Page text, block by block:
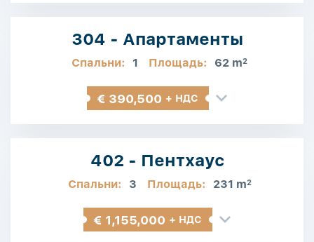
304 - Апартаменты
Спальни: 1 Площадь: 62 m2
€ 390,500 + НДС
402 - Пентхаус
Спальни: 3 Площадь: 231 m2
€ 1,155,000 + НДС